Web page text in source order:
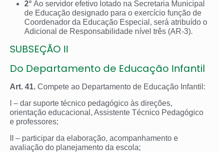
2° Ao servidor efetivo lotado na Secretaria Municipal
de Educação designado para o exercício função de
Coordenador da Educação Especial, será atribuído o
Adicional de Responsabilidade nível três (AR-3).
SUBSEÇÃO II
Do Departamento de Educação Infantil
Art. 41. Compete ao Departamento de Educação Infantil:
I – dar suporte técnico pedagógico às direções,
orientação educacional, Assistente Técnico Pedagógico
e professores;
II – participar da elaboração, acompanhamento e
avaliação do planejamento da escola;